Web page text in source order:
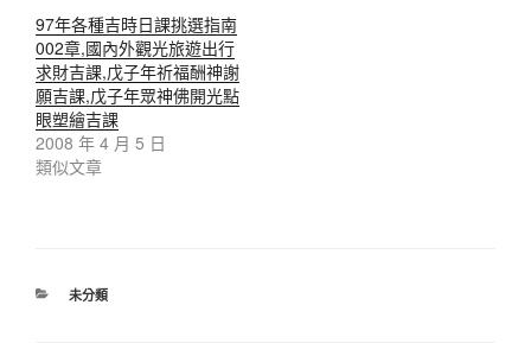
97年各種吉時日課挑選指南
002章,國內外觀光旅遊出行
求財吉課,戊子年祈福酬神謝
願吉課,戊子年眾神佛開光點
眼塑繪吉課
2008 年 4 月 5 日
類似文章
分
未分類